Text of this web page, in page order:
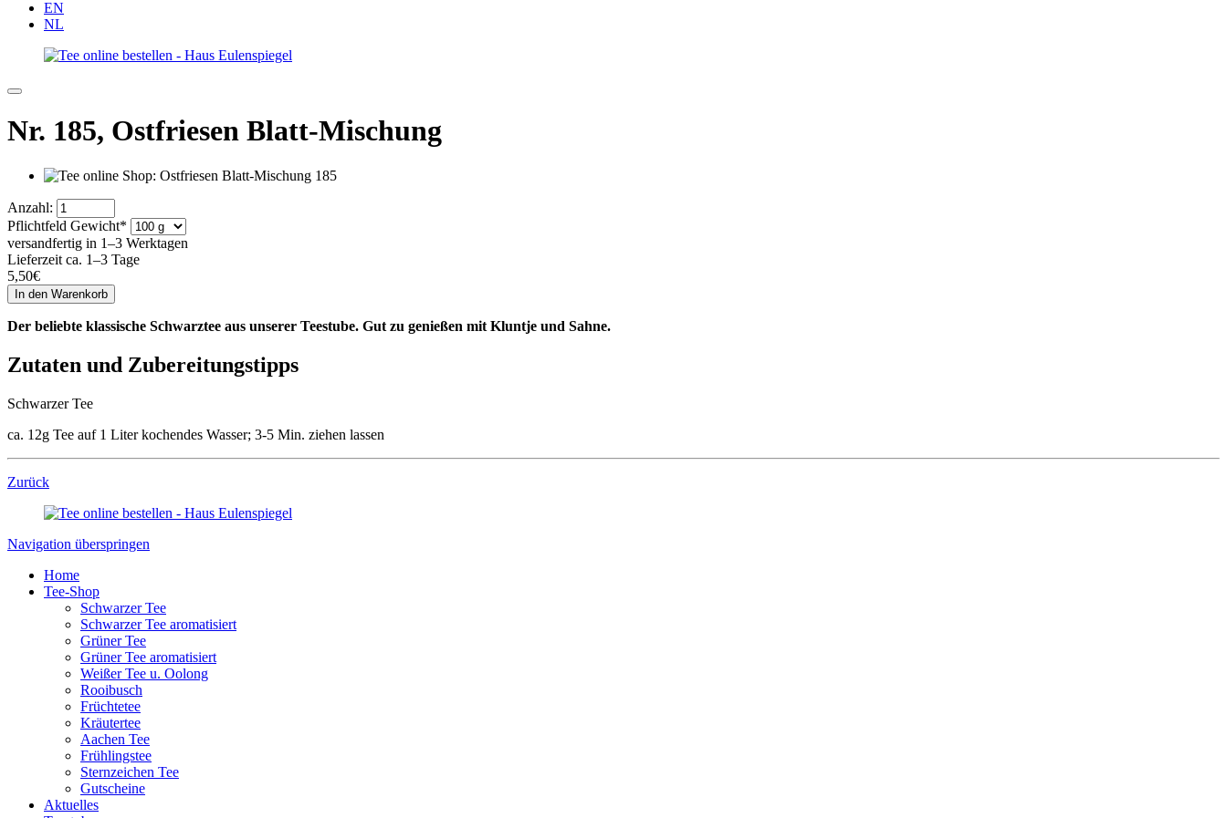
EN
NL
Nr. 185, Ostfriesen Blatt-Mischung
Anzahl:
Pflichtfeld Gewicht*
versandfertig in 1–3 Werktagen
Lieferzeit ca. 1–3 Tage
5,50€
Der beliebte klassische Schwarztee aus unserer Teestube. Gut zu genießen mit Kluntje und Sahne.
Zutaten und Zubereitungstipps
Schwarzer Tee
ca. 12g Tee auf 1 Liter kochendes Wasser; 3-5 Min. ziehen lassen
Zurück
Navigation überspringen
Home
Tee-Shop
Schwarzer Tee
Schwarzer Tee aromatisiert
Grüner Tee
Grüner Tee aromatisiert
Weißer Tee u. Oolong
Rooibusch
Früchtetee
Kräutertee
Aachen Tee
Frühlingstee
Sternzeichen Tee
Gutscheine
Aktuelles